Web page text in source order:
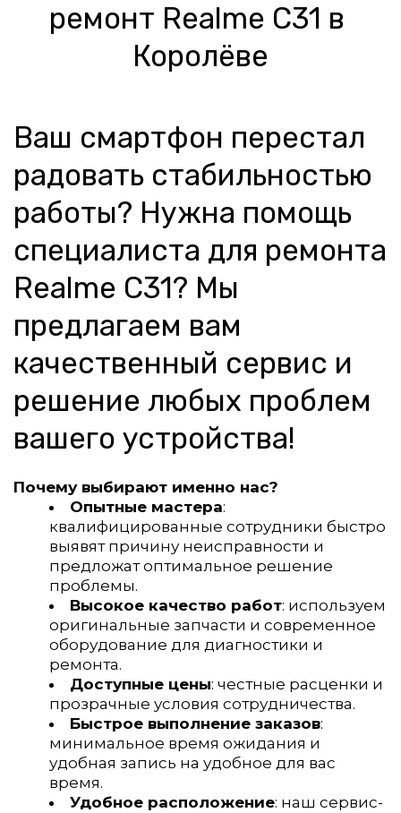
ремонт Realme C31 в
Королёве
Ваш смартфон перестал
радовать стабильностью
работы? Нужна помощь
специалиста для ремонта
Realme C31? Мы
предлагаем вам
качественный сервис и
решение любых проблем
вашего устройства!
Почему выбирают именно нас?
Опытные мастера:
квалифицированные сотрудники быстро
выявят причину неисправности и
предложат оптимальное решение
проблемы.
Высокое качество работ: используем
оригинальные запчасти и современное
оборудование для диагностики и
ремонта.
Доступные цены: честные расценки и
прозрачные условия сотрудничества.
Быстрое выполнение заказов:
минимальное время ожидания и
удобная запись на удобное для вас
время.
Удобное расположение: наш сервис-